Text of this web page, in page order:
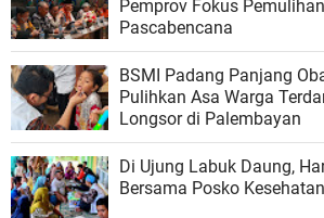
Pemprov Fokus
Pascabencana
BSMI Padang Panjang
Pulihkan Asa Warga
Longsor di Palembayan
Di Ujung Labuk Daung,
Bersama Posko